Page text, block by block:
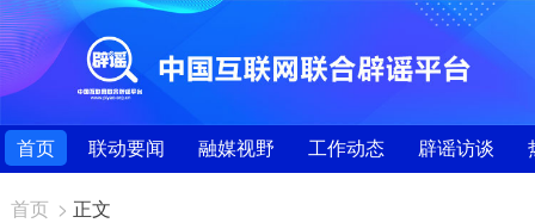
首页 联动要闻 融媒视野 工作动态 辟谣访谈
首页 > 正文